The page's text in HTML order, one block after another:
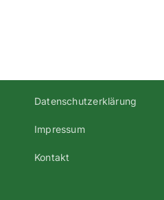
Datenschutzerklärung
Impressum
Kontakt